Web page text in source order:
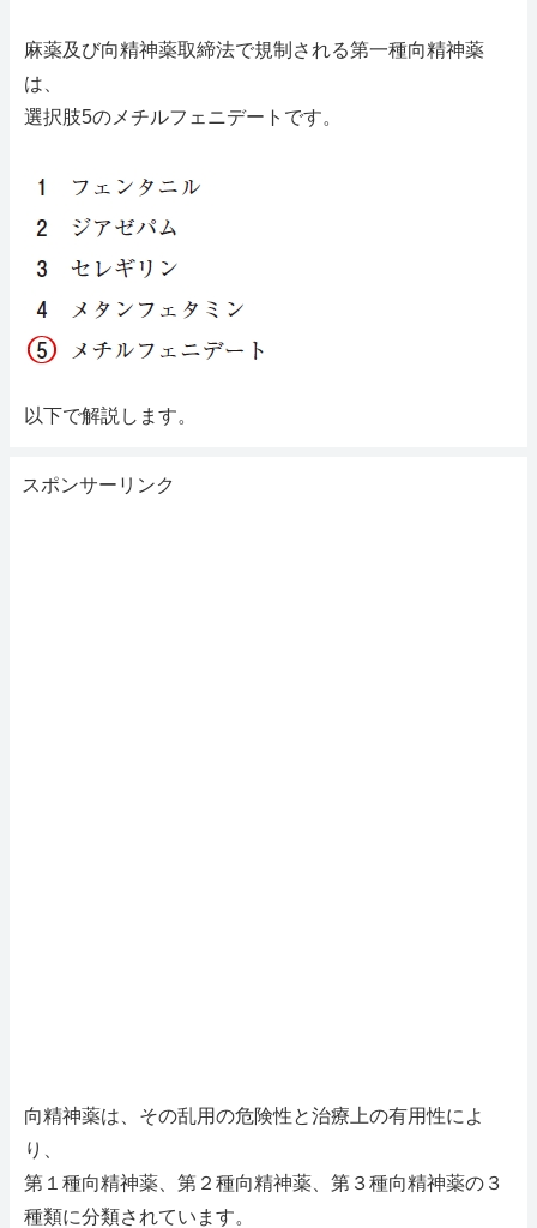
麻薬及び向精神薬取締法で規制される第一種向精神薬
は、
選択肢5のメチルフェニデートです。
以下で解説します。
スポンサーリンク
向精神薬は、その乱用の危険性と治療上の有用性によ
り、
第１種向精神薬、第２種向精神薬、第３種向精神薬の３
種類に分類されています。